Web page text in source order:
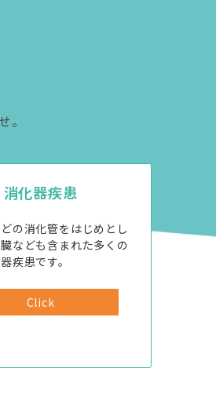
。
消化器疾患
の消化管をはじめとし
なども含まれた多くの
疾患です。
Click